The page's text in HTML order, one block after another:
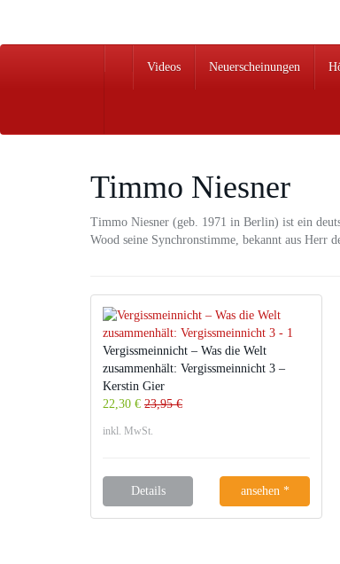
main
Videos Neuerscheinungen
Timmo Niesner
Timmo Niesner (geb. 1971 in Berlin) ist ein
Wood seine Synchronstimme, bekannt aus Herr
Vergissmeinnicht – Was die Welt
zusammenhält: Vergissmeinnicht 3 –
Kerstin Gier
22,30 € 23,95 €
inkl. MwSt.
Details ansehen *